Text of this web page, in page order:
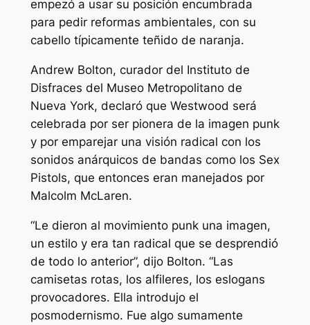
empezó a usar su posición encumbrada
para pedir reformas ambientales, con su
cabello típicamente teñido de naranja.
Andrew Bolton, curador del Instituto de
Disfraces del Museo Metropolitano de
Nueva York, declaró que Westwood será
celebrada por ser pionera de la imagen punk
y por emparejar una visión radical con los
sonidos anárquicos de bandas como los Sex
Pistols, que entonces eran manejados por
Malcolm McLaren.
“Le dieron al movimiento punk una imagen,
un estilo y era tan radical que se desprendió
de todo lo anterior”, dijo Bolton. “Las
camisetas rotas, los alfileres, los eslogans
provocadores. Ella introdujo el
posmodernismo. Fue algo sumamente